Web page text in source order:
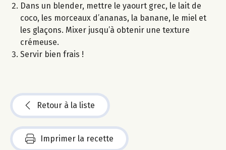
Dans un blender, mettre le yaourt grec, le lait de
coco, les morceaux d’ananas, la banane, le miel et
les glaçons. Mixer jusqu’à obtenir une texture
crémeuse.
Servir bien frais !
Retour à la liste
Imprimer la recette